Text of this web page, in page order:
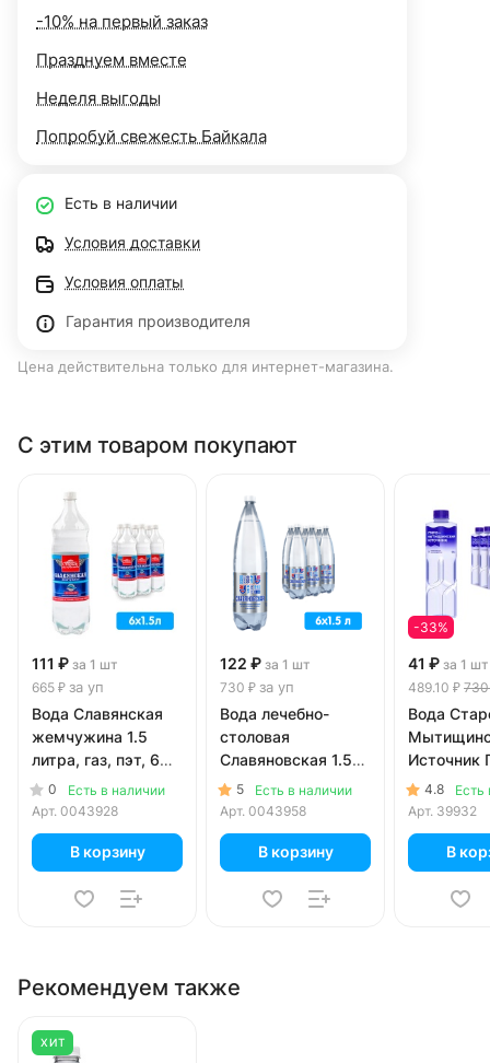
-10% на первый заказ
Празднуем вместе
Неделя выгоды
Попробуй свежесть Байкала
Есть в наличии
Условия доставки
Условия оплаты
Гарантия производителя
Цена действительна только для интернет-магазина.
С этим товаром покупают
111 ₽ за 1 шт
665 ₽ за уп
Вода Славянская
жемчужина 1.5
литра, газ, пэт, 6
шт. в уп.
0
Есть в наличии
Арт. 0043928
В корзину
122 ₽ за 1 шт
730 ₽ за уп
Вода лечебно-
столовая
Славяновская 1.5
литра, газ, пэт, 6
шт. в уп.
5
Есть в наличии
Арт. 0043958
В корзину
-33%
41 ₽ за 1 шт
489.10 ₽
Вода
Источник
0.5 литра,
пэт, 12
4.8
Есть
Арт. 39932
В
Рекомендуем также
ХИТ